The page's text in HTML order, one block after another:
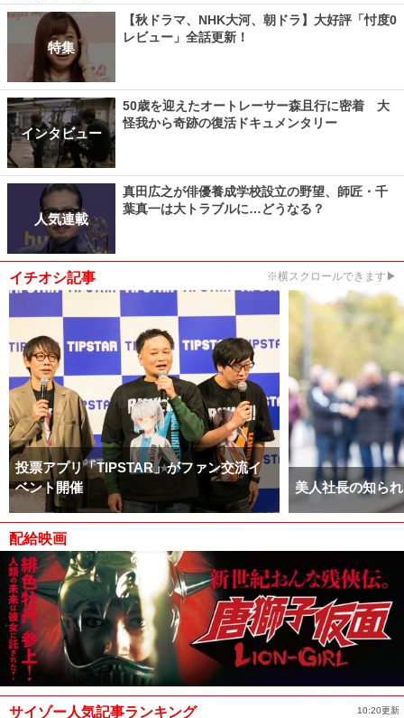
特集
【秋ドラマ、NHK大河、朝ドラ】大好評「忖度0
レビュー」全話更新！
インタビュー
50歳を迎えたオートレーサー森且行に密着 大
怪我から奇跡の復活ドキュメンタリー
人気連載
真田広之が俳優養成学校設立の野望、師匠・千
葉真一は大トラブルに…どうなる？
イチオシ記事 ※横スクロールできます▶
投票アプリ「TIPSTAR」がファン交流イ
ベント開催
美人社長の知ら
配給映画
サイゾー人気記事ランキング 10:20更新